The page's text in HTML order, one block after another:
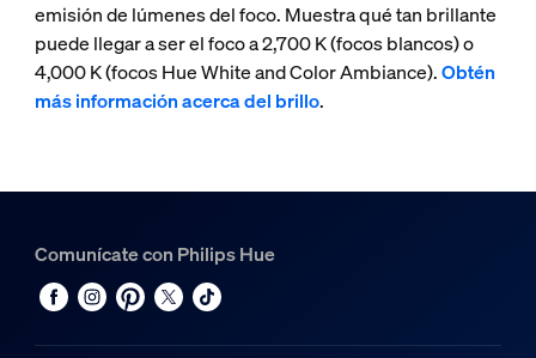
emisión de lúmenes del foco. Muestra qué tan brillante
puede llegar a ser el foco a 2,700 K (focos blancos) o
4,000 K (focos Hue White and Color Ambiance).Obtén
más información acerca del brillo.
Comunícate con Philips Hue